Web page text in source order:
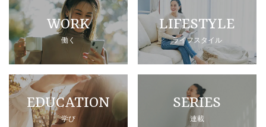
WORK
働く
LIFESTYLE
ライフスタイル
EDUCATION
学び
SERIES
連載